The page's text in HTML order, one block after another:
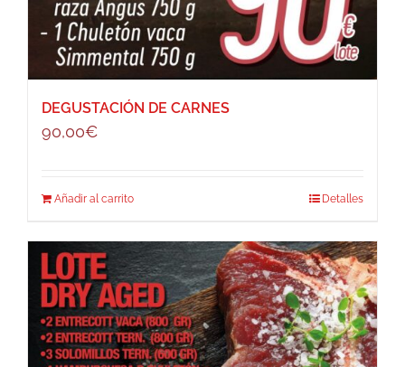
DEGUSTACIÓN DE CARNES
90,00€
Añadir al carrito Detalles